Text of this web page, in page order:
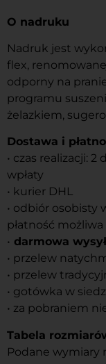
O nadruku
Nadruk jest
flex,
odporny na
programu
żelazkiem,
Dostawa i
• czas realizacji:
wpłaty
• kurier DHL
• odbiór osobisty
płatność
• darmowa
• przelew
• przelew
• gotówka w
• za pobraniem
Tabela
Podane wymiary